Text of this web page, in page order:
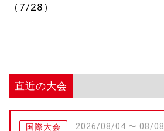
（7/28）
直近の大会
国際大会 2026/08/04 〜 08/08